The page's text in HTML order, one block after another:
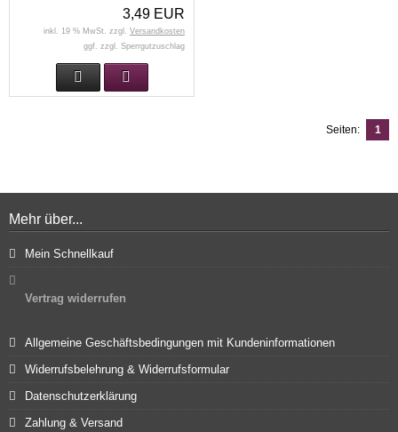
3,49 EUR
inkl. 19 % MwSt. zzgl. Versandkosten
ggf. zzgl. Sperrgutzuschlag
Seiten: 1
Mehr über...
Mein Schnellkauf
Vertrag widerrufen
Allgemeine Geschäftsbedingungen mit Kundeninformationen
Widerrufsbelehrung & Widerrufsformular
Datenschutzerklärung
Zahlung & Versand